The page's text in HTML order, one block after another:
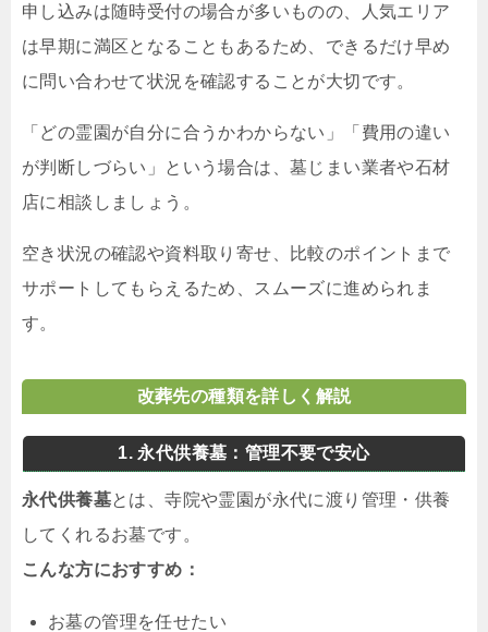
申し込みは随時受付の場合が多いものの、人気エリア
は早期に満区となることもあるため、できるだけ早め
に問い合わせて状況を確認することが大切です。
「どの霊園が自分に合うかわからない」「費用の違い
が判断しづらい」という場合は、墓じまい業者や石材
店に相談しましょう。
空き状況の確認や資料取り寄せ、比較のポイントまで
サポートしてもらえるため、スムーズに進められま
す。
改葬先の種類を詳しく解説
1. 永代供養墓：管理不要で安心
永代供養墓とは、寺院や霊園が永代に渡り管理・供養
してくれるお墓です。
こんな方におすすめ：
お墓の管理を任せたい